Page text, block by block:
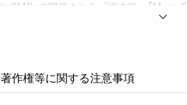
byGMO」で開催される、『坂本龍一「
譜を入手できる権利NFT』のオークション
入者限定の特典として、「Merry
ルで送付します。
著作権等に関する注意事項